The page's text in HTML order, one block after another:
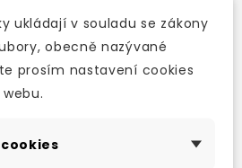
through colour
games
activities
ukládají v souladu se zákony
obecně nazývané
prosím nastavení cookies